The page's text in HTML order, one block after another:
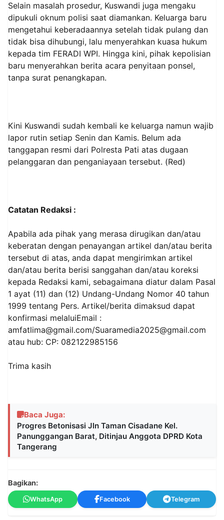
Selain masalah prosedur, Kuswandi juga mengaku
dipukuli oknum polisi saat diamankan. Keluarga baru
mengetahui keberadaannya setelah tidak pulang dan
tidak bisa dihubungi, lalu menyerahkan kuasa hukum
kepada tim FERADI WPI. Hingga kini, pihak kepolisian
baru menyerahkan berita acara penyitaan ponsel,
tanpa surat penangkapan.
Kini Kuswandi sudah kembali ke keluarga namun wajib
lapor rutin setiap Senin dan Kamis. Belum ada
tanggapan resmi dari Polresta Pati atas dugaan
pelanggaran dan penganiayaan tersebut. (Red)
Catatan Redaksi :
Apabila ada pihak yang merasa dirugikan dan/atau
keberatan dengan penayangan artikel dan/atau berita
tersebut di atas, anda dapat mengirimkan artikel
dan/atau berita berisi sanggahan dan/atau koreksi
kepada Redaksi kami, sebagaimana diatur dalam Pasal
1 ayat (11) dan (12) Undang-Undang Nomor 40 tahun
1999 tentang Pers. Artikel/berita dimaksud dapat
konfirmasi melaluiEmail :
amfatlima@gmail.com/Suaramedia2025@gmail.com
atau hub: CP: 082122985156
Trima kasih
Baca Juga:
Progres Betonisasi Jln Taman Cisadane Kel.
Panunggangan Barat, Ditinjau Anggota DPRD Kota
Tangerang
Bagikan:
WhatsApp Facebook Telegram